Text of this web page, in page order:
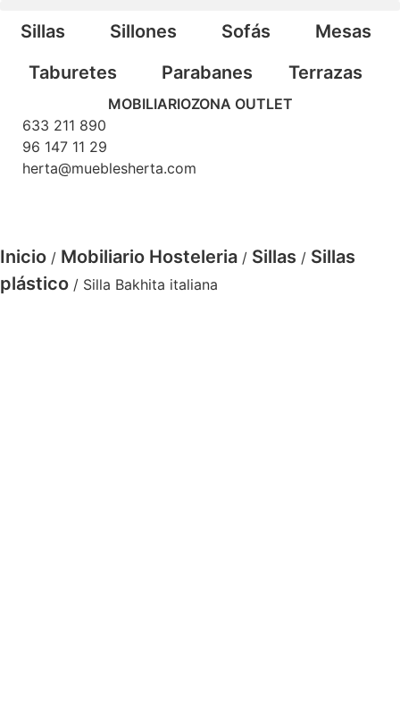
Sillas Sillones Sofás
Mesas
Taburetes
Parabanes Terrazas
MOBILIARIOZONA OUTLET
633 211 890
96 147 11 29
herta@mueblesherta.com
Inicio / Mobiliario Hosteleria / Sillas / Sillas
plástico / Silla Bakhita italiana